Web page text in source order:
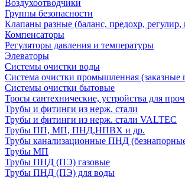
Воздухоотводчики
Группы безопасности
Клапаны разные (баланс, предохр, регулир,
Компенсаторы
Регуляторы давления и температуры
Элеваторы
Системы очистки воды
Система очистки промышленная (заказные
Системы очистки бытовые
Тросы сантехнические, устройства для
Трубы и фитинги из нерж. стали
Трубы и фитинги из нерж. стали VALTEC
Трубы ПП, МП, ПНД,НПВХ и др.
Трубы канализационные ПНД
Трубы МП
Трубы ПНД (ПЭ) газовые
Трубы ПНД (ПЭ) для воды